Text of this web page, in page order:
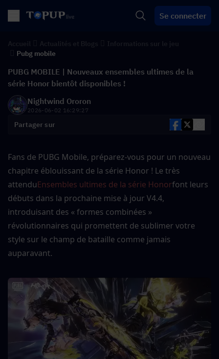
Se connecter
Pubg mobile
PUBG MOBILE | Nouveaux ensembles ultimes de la
série Honor bientôt disponibles !
Nightwind Ororon
2026-06-02 16:29:27
Partager sur
Fans de PUBG Mobile, préparez-vous pour un nouveau
chapitre éblouissant de la série Honor ! Le très
attenduEnsembles ultimes de la série Honorfont leurs
débuts dans la prochaine mise à jour V4.4,
introduisant des « formes combinées »
révolutionnaires qui promettent de sublimer votre
style sur le champ de bataille comme jamais
auparavant.